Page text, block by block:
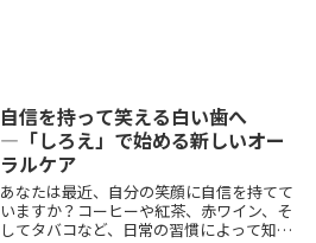
自信を持って笑える白い歯へ
―「しろえ」で始める新しいオー
ラルケア
あなたは最近、自分の笑顔に自信を持てて
いますか？コーヒーや紅茶、赤ワイン、そ
してタバコなど、日常の習慣によって知ら